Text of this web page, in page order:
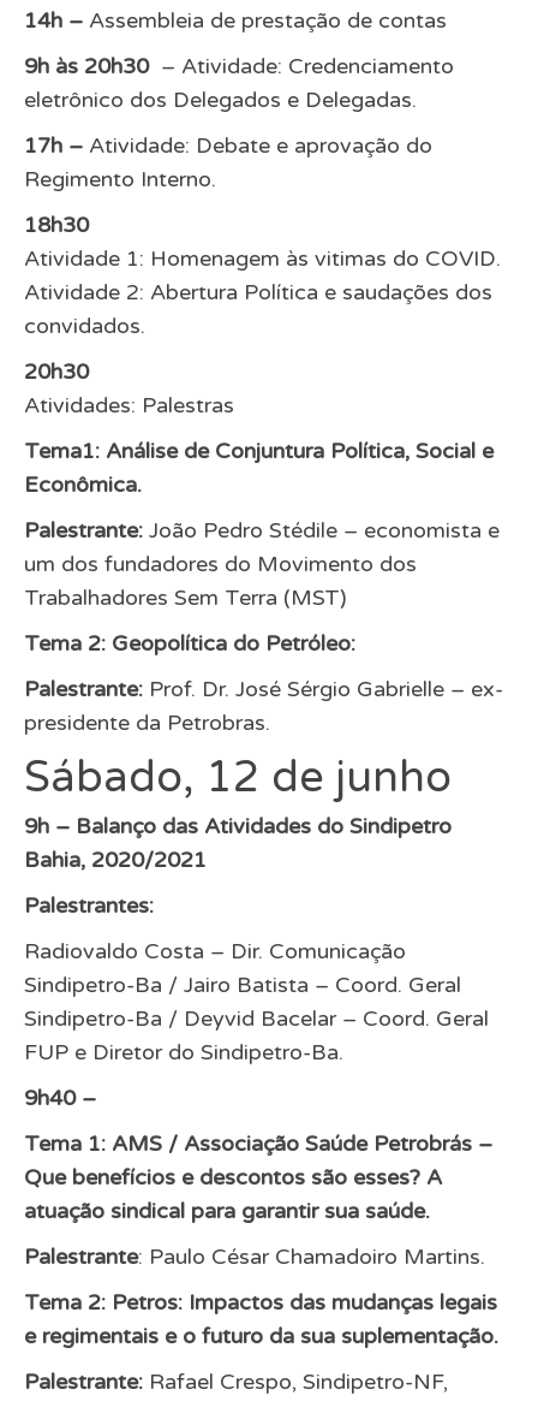
14h – Assembleia de prestação de contas
9h às 20h30 – Atividade: Credenciamento
eletrônico dos Delegados e Delegadas.
17h – Atividade: Debate e aprovação do
Regimento Interno.
18h30
Atividade 1: Homenagem às vitimas do COVID.
Atividade 2: Abertura Política e saudações dos
convidados.
20h30
Atividades: Palestras
Tema1: Análise de Conjuntura Política, Social e
Econômica.
Palestrante: João Pedro Stédile – economista e
um dos fundadores do Movimento dos
Trabalhadores Sem Terra (MST)
Tema 2: Geopolítica do Petróleo:
Palestrante: Prof. Dr. José Sérgio Gabrielle – ex-
presidente da Petrobras.
Sábado, 12 de junho
9h – Balanço das Atividades do Sindipetro
Bahia, 2020/2021
Palestrantes:
Radiovaldo Costa – Dir. Comunicação
Sindipetro-Ba / Jairo Batista – Coord. Geral
Sindipetro-Ba / Deyvid Bacelar – Coord. Geral
FUP e Diretor do Sindipetro-Ba.
9h40 –
Tema 1: AMS / Associação Saúde Petrobrás –
Que benefícios e descontos são esses? A
atuação sindical para garantir sua saúde.
Palestrante: Paulo César Chamadoiro Martins.
Tema 2: Petros: Impactos das mudanças legais
e regimentais e o futuro da sua suplementação.
Palestrante: Rafael Crespo, Sindipetro-NF,